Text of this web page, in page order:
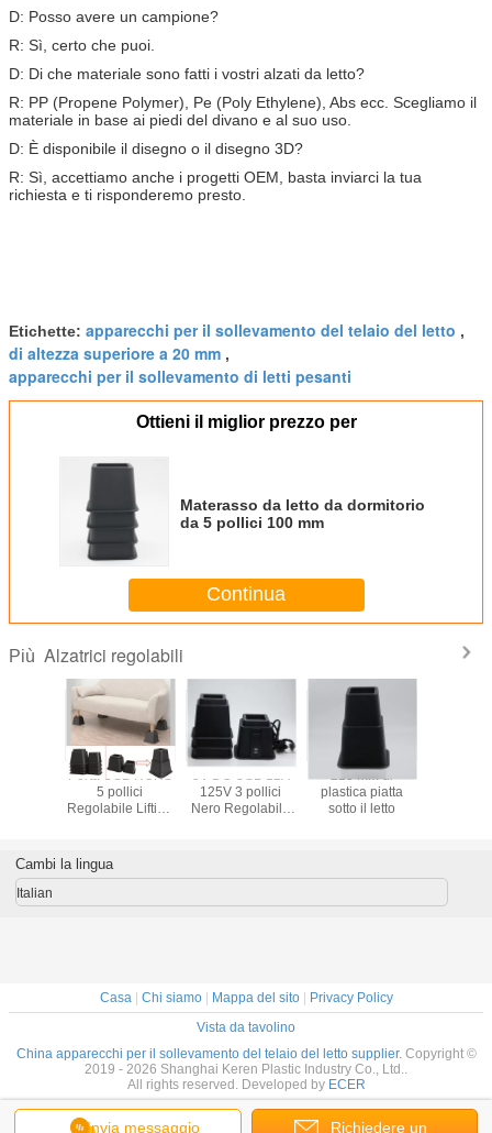
D: Posso avere un campione?
R: Sì, certo che puoi.
D: Di che materiale sono fatti i vostri alzati da letto?
R: PP (Propene Polymer), Pe (Poly Ethylene), Abs ecc. Scegliamo il
materiale in base ai piedi del divano e al suo uso.
D: È disponibile il disegno o il disegno 3D?
R: Sì, accettiamo anche i progetti OEM, basta inviarci la tua
richiesta e ti risponderemo presto.
Etichette: apparecchi per il sollevamento del telaio del letto ,
di altezza superiore a 20 mm ,
apparecchi per il sollevamento di letti pesanti
Ottieni il miglior prezzo per
Materasso da letto da dormitorio
da 5 pollici 100 mm
Continua
Più Alzatrici regolabili
Porta USB ROHS
5 pollici
Regolabile Lifting
5V DC USB 12A
125V 3 pollici
Nero Regolabile
223 mm di
plastica piatta
sotto il letto
Invia messaggio Richiedere un
Cambi la lingua
Italian
Casa| Chi siamo| Mappa del sito| Privacy Policy
Vista da tavolino
China apparecchi per il sollevamento del telaio del letto supplier. Copyright ©
2019 - 2026 Shanghai Keren Plastic Industry Co., Ltd..
All rights reserved. Developed by ECER